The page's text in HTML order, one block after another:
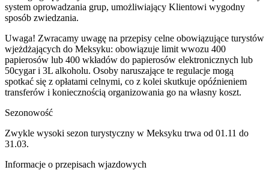
system oprowadzania grup, umożliwiający Klientowi wygodny
sposób zwiedzania.
Uwaga! Zwracamy uwagę na przepisy celne obowiązujące turystów
wjeżdżających do Meksyku: obowiązuje limit wwozu 400
papierosów lub 400 wkładów do papierosów elektronicznych lub
50cygar i 3L alkoholu. Osoby naruszające te regulacje mogą
spotkać się z opłatami celnymi, co z kolei skutkuje opóźnieniem
transferów i koniecznością organizowania go na własny koszt.
Sezonowość
Zwykle wysoki sezon turystyczny w Meksyku trwa od 01.11 do
31.03.
Informacje o przepisach wjazdowych